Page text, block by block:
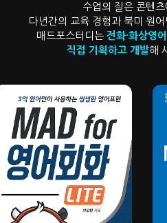
수업의 질은 콘텐
다년간의 교육 경험과 북미 원
매드포스터디는 전화·화상영
직접 기획하고 개발해